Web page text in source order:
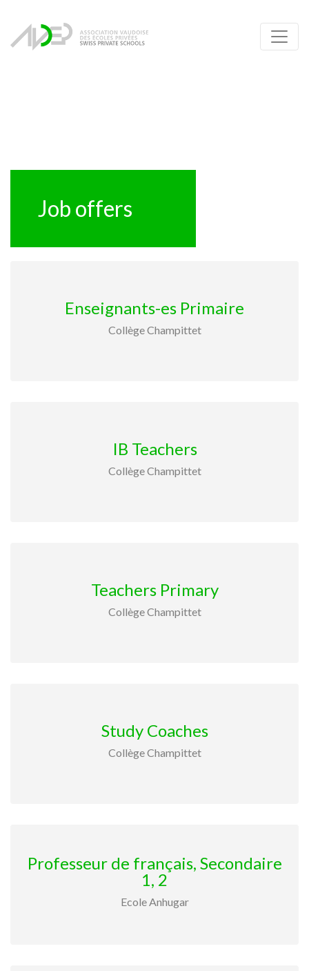
Job offers
Enseignants-es Primaire
Collège Champittet
IB Teachers
Collège Champittet
Teachers Primary
Collège Champittet
Study Coaches
Collège Champittet
Professeur de français, Secondaire
1, 2
Ecole Anhugar